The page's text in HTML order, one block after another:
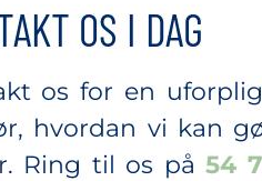
OS I DAG
os for en
hvordan vi kan
Ring til os på54